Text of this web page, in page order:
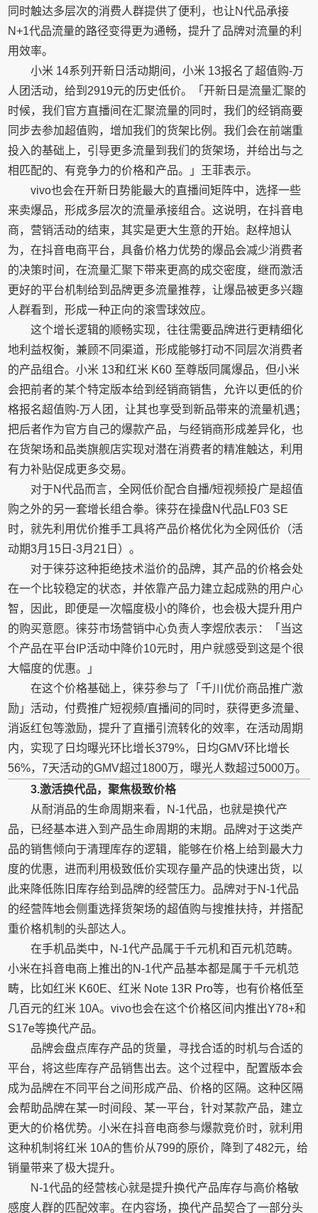
同时触达多层次的消费人群提供了便利，也让N代品承接
N+1代品流量的路径变得更为通畅，提升了品牌对流量的利
用效率。
小米 14系列开新日活动期间，小米 13报名了超值购-万
人团活动，给到2919元的历史低价。「开新日是流量汇聚的
时候，我们官方直播间在汇聚流量的同时，我们的经销商要
同步去参加超值购，增加我们的货架比例。我们会在前端重
投入的基础上，引导更多流量到我们的货架场，并给出与之
相匹配的、有竞争力的价格和产品。」王菲表示。
vivo也会在开新日势能最大的直播间矩阵中，选择一些
来卖爆品，形成多层次的流量承接组合。这说明，在抖音电
商，营销活动的结束，其实是更大生意的开始。赵梓旭认
为，在抖音电商平台，具备价格力优势的爆品会减少消费者
的决策时间，在流量汇聚下带来更高的成交密度，继而激活
更好的平台机制给到品牌更多流量推荐，让爆品被更多兴趣
人群看到，形成一种正向的滚雪球效应。
这个增长逻辑的顺畅实现，往往需要品牌进行更精细化
地利益权衡，兼顾不同渠道，形成能够打动不同层次消费者
的产品组合。小米 13和红米 K60 至尊版同属爆品，但小米
会把前者的某个特定版本给到经销商销售，允许以更低的价
格报名超值购-万人团，让其也享受到新品带来的流量机遇；
把后者作为官方自己的爆款产品，与经销商形成差异化，也
在货架场和品类旗舰店实现对潜在消费者的精准触达，利用
有力补贴促成更多交易。
对于N代品而言，全网低价配合自播/短视频投广是超值
购之外的另一套增长组合拳。徕芬在操盘N代品LF03 SE
时，就先利用优价推手工具将产品价格优化为全网低价（活
动期3月15日-3月21日）。
对于徕芬这种拒绝技术溢价的品牌，其产品的价格会处
在一个比较稳定的状态，并依靠产品力建立起成熟的用户心
智，因此，即便是一次幅度极小的降价，也会极大提升用户
的购买意愿。徕芬市场营销中心负责人李煜欣表示：「当这
个产品在平台IP活动中降价10元时，用户就感受到这是个很
大幅度的优惠。」
在这个价格基础上，徕芬参与了「千川优价商品推广激
励」活动，付费推广短视频/直播间的同时，获得更多流量、
消返红包等激励，提升了直播引流转化的效率，在活动周期
内，实现了日均曝光环比增长379%，日均GMV环比增长
56%，7天活动的GMV超过1800万，曝光人数超过5000万。
3.激活换代品，聚焦极致价格
从耐消品的生命周期来看，N-1代品，也就是换代产
品，已经基本进入到产品生命周期的末期。品牌对于这类产
品的销售倾向于清理库存的逻辑，能够在价格上给到最大力
度的优惠，进而利用极致低价实现存量产品的快速出货，以
此来降低陈旧库存给到品牌的经营压力。品牌对于N-1代品
的经营阵地会侧重选择货架场的超值购与搜推扶持，并搭配
重价格机制的头部达人。
在手机品类中，N-1代产品属于千元机和百元机范畴。
小米在抖音电商上推出的N-1代产品基本都是属于千元机范
畴，比如红米 K60E、红米 Note 13R Pro等，也有价格低至
几百元的红米 10A。vivo也会在这个价格区间内推出Y78+和
S17e等换代产品。
品牌会盘点库存产品的货量，寻找合适的时机与合适的
平台，将这些库存产品销售出去。这个过程中，配置版本会
成为品牌在不同平台之间形成产品、价格的区隔。这种区隔
会帮助品牌在某一时间段、某一平台，针对某款产品，建立
更大的价格优势。小米在抖音电商参与爆款竞价时，就利用
这种机制将红米 10A的售价从799的原价，降到了482元，给
销量带来了极大提升。
N-1代品的经营核心就是提升换代产品库存与高价格敏
感度人群的匹配效率。在内容场，换代产品契合了一部分头